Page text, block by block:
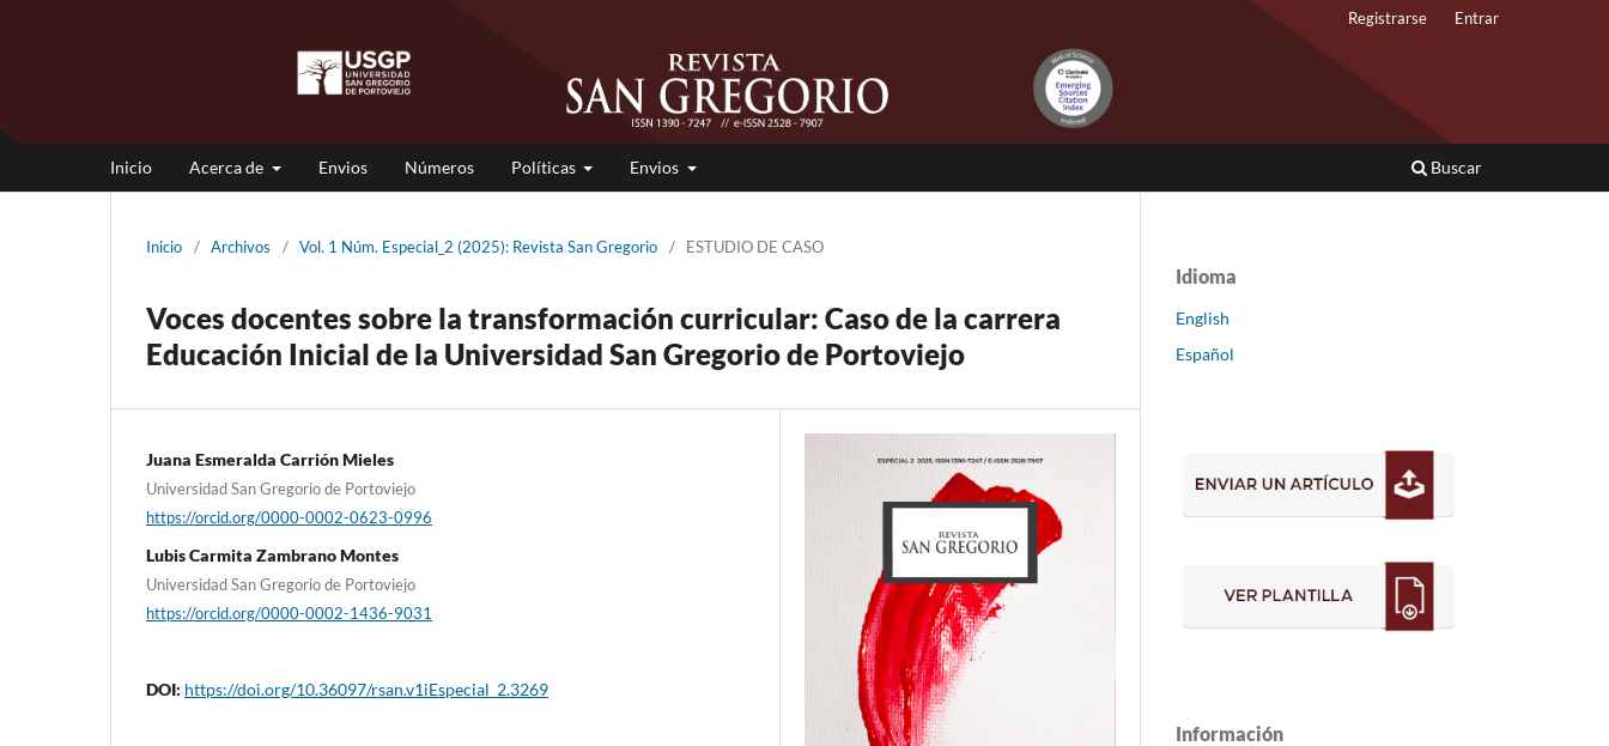
Inicio Acerca de Envios Números Políticas Envios Buscar
Registrarse Entrar
Inicio / Archivos / Vol. 1 Núm. Especial_2 (2025): Revista San Gregorio / ESTUDIO DE CASO
Voces docentes sobre la transformación curricular: Caso de la carrera
Educación Inicial de la Universidad San Gregorio de Portoviejo
Juana Esmeralda Carrión Mieles
Universidad San Gregorio de Portoviejo
https://orcid.org/0000-0002-0623-0996
Lubis Carmita Zambrano Montes
Universidad San Gregorio de Portoviejo
https://orcid.org/0000-0002-1436-9031
DOI: https://doi.org/10.36097/rsan.v1iEspecial_2.3269
Idioma
English
Español
Información